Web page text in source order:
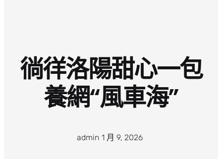
徜徉洛陽甜心一包
養網“風車海”
admin 1 月 9, 2026